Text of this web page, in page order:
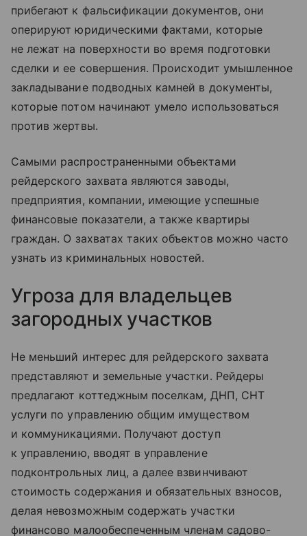
прибегают к фальсификации документов, они
оперируют юридическими фактами, которые
не лежат на поверхности во время подготовки
сделки и ее совершения. Происходит умышленное
закладывание подводных камней в документы,
которые потом начинают умело использоваться
против жертвы.
Самыми распространенными объектами
рейдерского захвата являются заводы,
предприятия, компании, имеющие успешные
финансовые показатели, а также квартиры
граждан. О захватах таких объектов можно часто
узнать из криминальных новостей.
Угроза для владельцев
загородных участков
Не меньший интерес для рейдерского захвата
представляют и земельные участки. Рейдеры
предлагают коттеджным поселкам, ДНП, СНТ
услуги по управлению общим имуществом
и коммуникациями. Получают доступ
к управлению, вводят в управление
подконтрольных лиц, а далее взвинчивают
стоимость содержания и обязательных взносов,
делая невозможным содержать участки
финансово малообеспеченным членам садово-